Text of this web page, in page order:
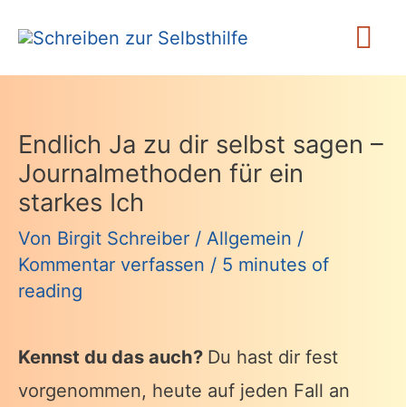
Inhalt
springen
Endlich Ja zu dir selbst sagen –
Journalmethoden für ein
starkes Ich
Von Birgit Schreiber / Allgemein /
Kommentar verfassen / 5 minutes of
reading
Kennst du das auch? Du hast dir fest
vorgenommen, heute auf jeden Fall an